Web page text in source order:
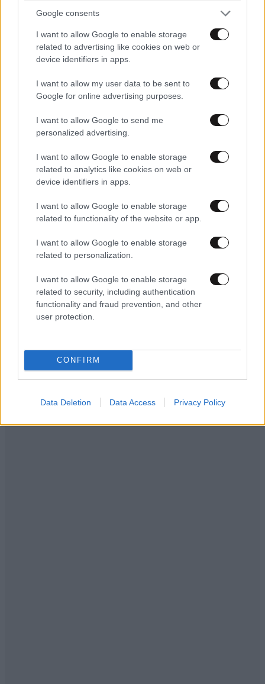
Google consents
I want to allow Google to enable storage
related to advertising like cookies on web or
device identifiers in apps.
I want to allow my user data to be sent to
Google for online advertising purposes.
I want to allow Google to send me
personalized advertising.
I want to allow Google to enable storage
related to analytics like cookies on web or
device identifiers in apps.
I want to allow Google to enable storage
related to functionality of the website or app.
I want to allow Google to enable storage
related to personalization.
I want to allow Google to enable storage
related to security, including authentication
functionality and fraud prevention, and other
user protection.
CONFIRM
Data Deletion Data Access Privacy Policy
TRENDING
ΕΛΛΑΔΑ10·08·2026 00:07
Σαν σήμερα 10 Αυγούστου: Η Ελλάδα αγγίζει
για λίγο το όνειρο «των δύο ηπείρων και των
πέντε θαλασσών»